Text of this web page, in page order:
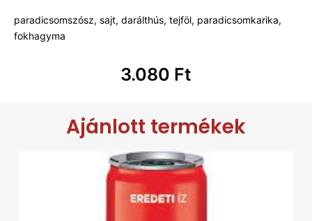
paradicsomszósz, sajt, darálthús, tejföl, paradicsomkarika,
fokhagyma
3.080 Ft
Ajánlott termékek